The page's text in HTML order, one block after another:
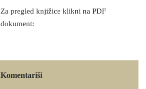
Za pregled knjižice klikni na PDF
dokument:
Komentariši